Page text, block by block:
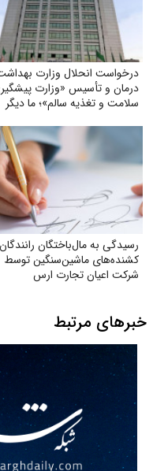
درخواست انحلال وزارت
درمان و تأسیس «وزارت
سلامت و تغذیه سالم»؛ ما دیگر
رسیدگی به مال‌باختگان رانندگان
کشنده‌های ماشین‌سنگین توسط
شرکت اعیان تجارت ارس
خبرهای مرتبط